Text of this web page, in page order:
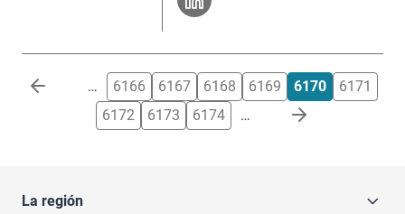
Paginación … 6166 6167 6168 6169 6170
6171
6172
6173 6174 …
La región